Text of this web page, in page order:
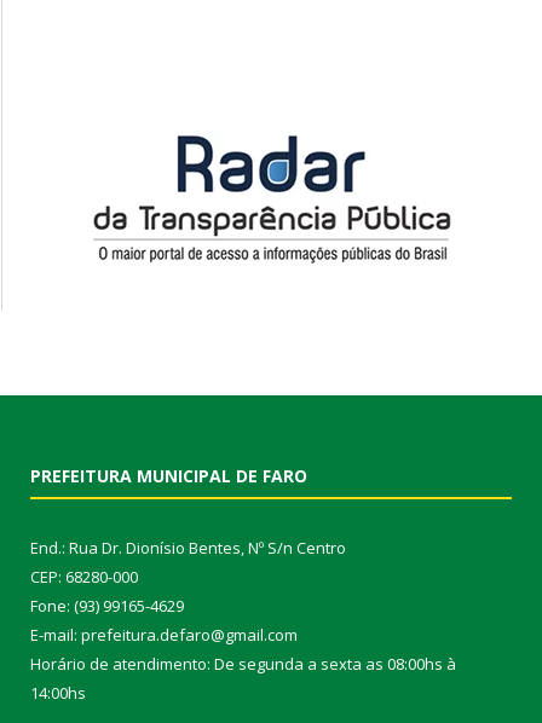
PREFEITURA MUNICIPAL DE FARO
End.: Rua Dr. Dionísio Bentes, Nº S/n Centro
CEP: 68280-000
Fone: (93) 99165-4629
E-mail: prefeitura.defaro@gmail.com
Horário de atendimento: De segunda a sexta as 08:00hs à
14:00hs